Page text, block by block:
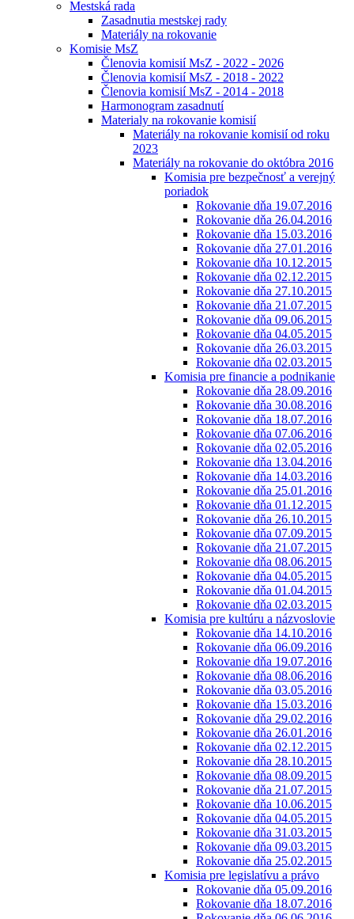
Mestská rada
Zasadnutia mestskej rady
Materiály na rokovanie
Komisie MsZ
Členovia komisií MsZ - 2022 - 2026
Členovia komisií MsZ - 2018 - 2022
Členovia komisií MsZ - 2014 - 2018
Harmonogram zasadnutí
Materialy na rokovanie komisií
Materiály na rokovanie komisií od roku
2023
Materiály na rokovanie do októbra 2016
Komisia pre bezpečnosť a verejný
poriadok
Rokovanie dňa 19.07.2016
Rokovanie dňa 26.04.2016
Rokovanie dňa 15.03.2016
Rokovanie dňa 27.01.2016
Rokovanie dňa 10.12.2015
Rokovanie dňa 02.12.2015
Rokovanie dňa 27.10.2015
Rokovanie dňa 21.07.2015
Rokovanie dňa 09.06.2015
Rokovanie dňa 04.05.2015
Rokovanie dňa 26.03.2015
Rokovanie dňa 02.03.2015
Komisia pre financie a podnikanie
Rokovanie dňa 28.09.2016
Rokovanie dňa 30.08.2016
Rokovanie dňa 18.07.2016
Rokovanie dňa 07.06.2016
Rokovanie dňa 02.05.2016
Rokovanie dňa 13.04.2016
Rokovanie dňa 14.03.2016
Rokovanie dňa 25.01.2016
Rokovanie dňa 01.12.2015
Rokovanie dňa 26.10.2015
Rokovanie dňa 07.09.2015
Rokovanie dňa 21.07.2015
Rokovanie dňa 08.06.2015
Rokovanie dňa 04.05.2015
Rokovanie dňa 01.04.2015
Rokovanie dňa 02.03.2015
Komisia pre kultúru a názvoslovie
Rokovanie dňa 14.10.2016
Rokovanie dňa 06.09.2016
Rokovanie dňa 19.07.2016
Rokovanie dňa 08.06.2016
Rokovanie dňa 03.05.2016
Rokovanie dňa 15.03.2016
Rokovanie dňa 29.02.2016
Rokovanie dňa 26.01.2016
Rokovanie dňa 02.12.2015
Rokovanie dňa 28.10.2015
Rokovanie dňa 08.09.2015
Rokovanie dňa 21.07.2015
Rokovanie dňa 10.06.2015
Rokovanie dňa 04.05.2015
Rokovanie dňa 31.03.2015
Rokovanie dňa 09.03.2015
Rokovanie dňa 25.02.2015
Komisia pre legislatívu a právo
Rokovanie dňa 05.09.2016
Rokovanie dňa 18.07.2016